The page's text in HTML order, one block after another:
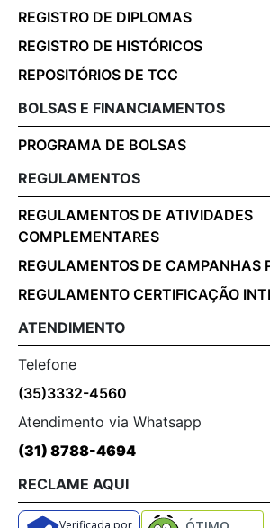
REGISTRO DE DIPLOMAS
REGISTRO DE HISTÓRICOS
REPOSITÓRIOS DE TCC
BOLSAS E FINANCIAMENTOS
PROGRAMA DE BOLSAS
REGULAMENTOS
REGULAMENTOS DE ATIVIDADES
COMPLEMENTARES
REGULAMENTOS DE CAMPANHAS
REGULAMENTO CERTIFICAÇÃO
ATENDIMENTO
Telefone
(35)3332-4560
Atendimento via Whatsapp
(31) 8788-4694
RECLAME AQUI
Verificada por